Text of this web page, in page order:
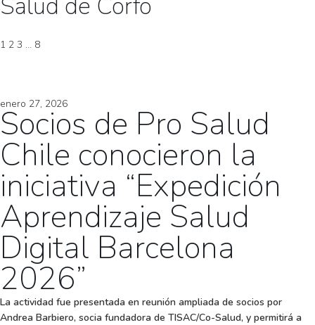
1 2 3 … 8
enero 27, 2026
Socios de Pro Salud
Chile conocieron la
iniciativa “Expedición
Aprendizaje Salud
Digital Barcelona
2026”
La actividad fue presentada en reunión ampliada de socios por
Andrea Barbiero, socia fundadora de TISAC/Co-Salud, y permitirá a